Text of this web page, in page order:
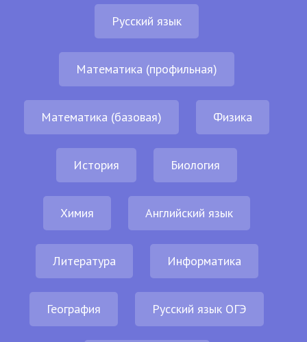
Русский язык
Математика (профильная)
Математика (базовая) Физика
История Биология
Химия Английский язык
Литература Информатика
География Русский язык ОГЭ